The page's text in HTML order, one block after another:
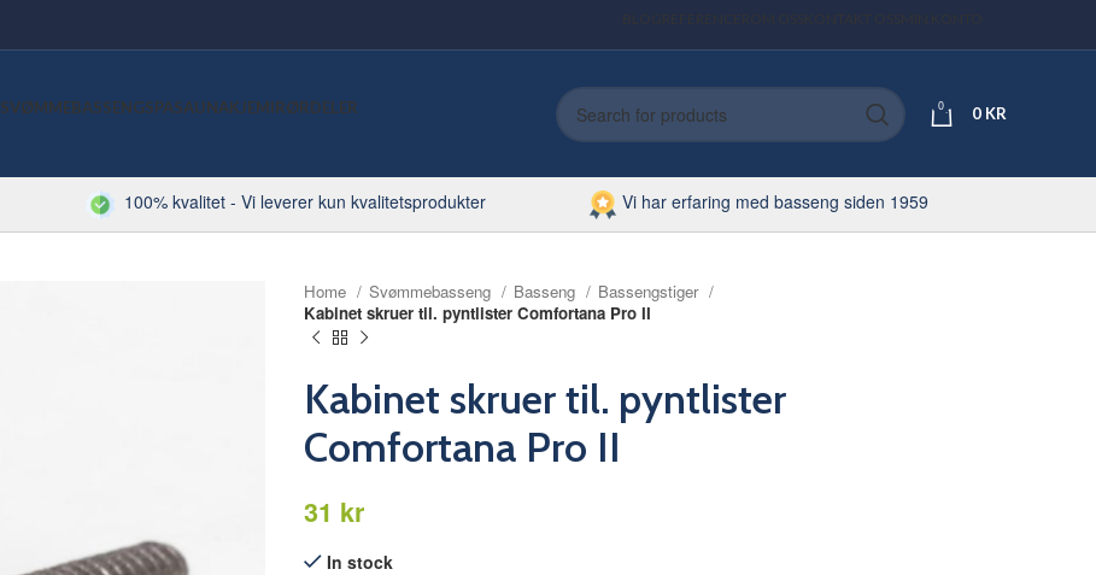
SVØMMEBASSENGSPASAUNAKJEMIRØRDELER 0 0 KR
100% kvalitet - Vi leverer kun kvalitetsprodukter Vi har erfaring med basseng siden 1959
Home Svømmebasseng Basseng
Bassengstiger
Kabinet skruer til. pyntlister Comfortana Pro II
Kabinet skruer til. pyntlister
Comfortana Pro II
kr
In stock